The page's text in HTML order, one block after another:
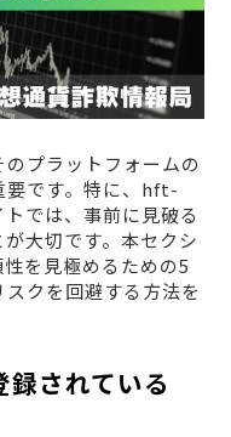
プラットフォームの
要です。特に、hft-
では、事前に見破る
大切です。本セクシ
を見極めるための5
クを回避する方法を
されている